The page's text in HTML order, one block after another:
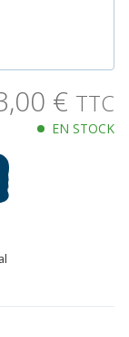
€ TTC
EN STOCK